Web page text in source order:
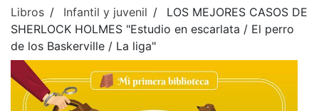
Libros Infantil y juvenil
LOS MEJORES CASOS DE
SHERLOCK HOLMES "Estudio en escarlata / El perro
de los Baskerville / La liga"